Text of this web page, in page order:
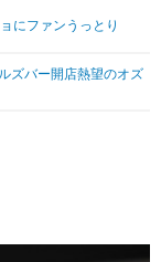
スポーツ
ブログ
ョッピング
にファンうっとり
ズバー開店熱望のオズ